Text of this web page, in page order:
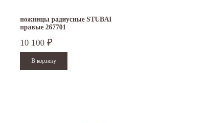
ножницы радиусные STUBAI
правые 267701
10 100 ₽